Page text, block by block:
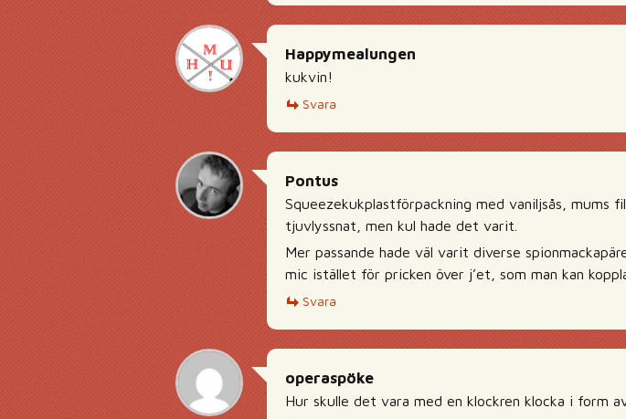
Happymealungen
kukvin!
Svara
Pontus
Squeezekukplastförpackning med vaniljsås,
tjuvlyssnat, men kul hade det varit.
Mer passande hade väl varit diverse
mic istället för pricken över j’et, som man kan
Svara
operaspöke
Hur skulle det vara med en klockren klocka i form